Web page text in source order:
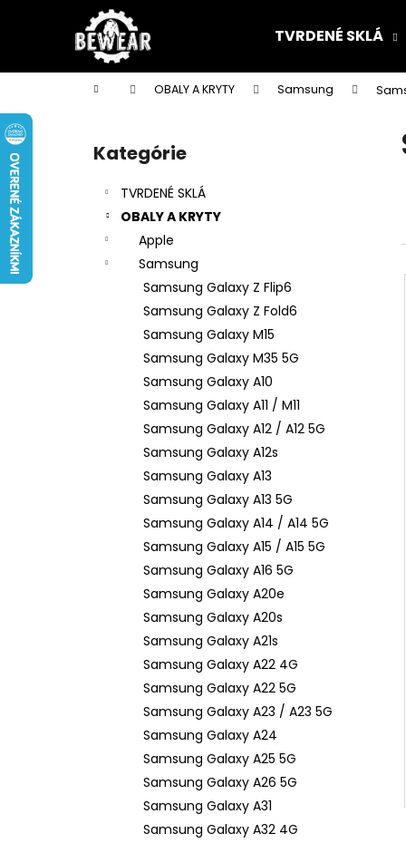
TVRDENÉ SKLÁ
Domov OBALY A KRYTY Samsung
Preskočiť
kategórie
Kategórie
TVRDENÉ SKLÁ
OBALY A KRYTY
Apple
Samsung
Samsung Galaxy Z Flip6
Samsung Galaxy Z Fold6
Samsung Galaxy M15
Samsung Galaxy M35 5G
Samsung Galaxy A10
Samsung Galaxy A11 / M11
Samsung Galaxy A12 / A12 5G
Samsung Galaxy A12s
Samsung Galaxy A13
Samsung Galaxy A13 5G
Samsung Galaxy A14 / A14 5G
Samsung Galaxy A15 / A15 5G
Samsung Galaxy A16 5G
Samsung Galaxy A20e
Samsung Galaxy A20s
Samsung Galaxy A21s
Samsung Galaxy A22 4G
Samsung Galaxy A22 5G
Samsung Galaxy A23 / A23 5G
Samsung Galaxy A24
Samsung Galaxy A25 5G
Samsung Galaxy A26 5G
Samsung Galaxy A31
Samsung Galaxy A32 4G
í
Späť
do
Späť
do